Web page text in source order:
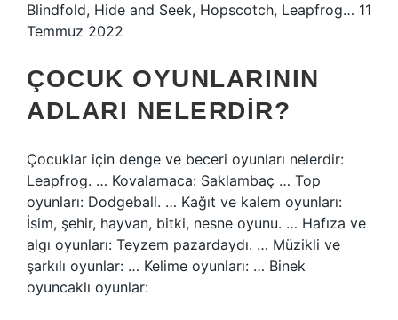
Blindfold, Hide and Seek, Hopscotch, Leapfrog… 11
Temmuz 2022
ÇOCUK OYUNLARININ
ADLARI NELERDIR?
Çocuklar için denge ve beceri oyunları nelerdir:
Leapfrog. … Kovalamaca: Saklambaç … Top
oyunları: Dodgeball. … Kağıt ve kalem oyunları:
İsim, şehir, hayvan, bitki, nesne oyunu. … Hafıza ve
algı oyunları: Teyzem pazardaydı. … Müzikli ve
şarkılı oyunlar: … Kelime oyunları: … Binek
oyuncaklı oyunlar: